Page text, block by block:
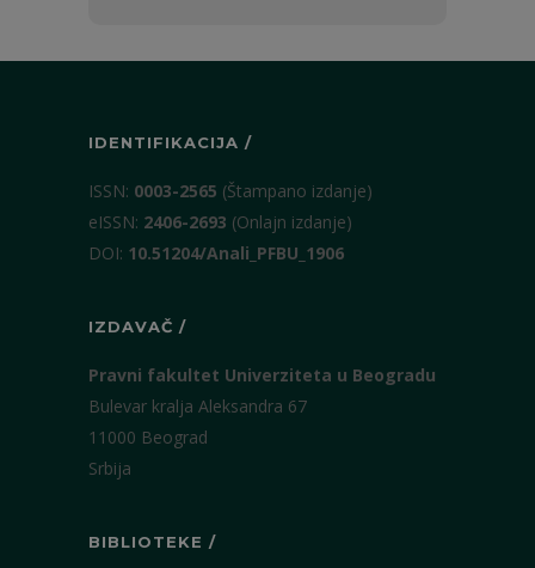
IDENTIFIKACIJA /
ISSN: 0003-2565 (Štampano izdanje)
eISSN: 2406-2693 (Onlajn izdanje)
DOI: 10.51204/Anali_PFBU_1906
IZDAVAČ /
Pravni fakultet Univerziteta u Beogradu
Bulevar kralja Aleksandra 67
11000 Beograd
Srbija
BIBLIOTEKE /